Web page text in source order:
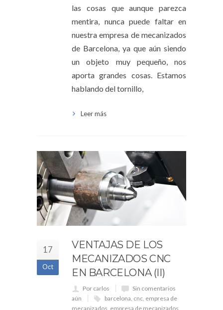
las cosas que aunque parezca
mentira, nunca puede faltar en
nuestra empresa de mecanizados
de Barcelona, ya que aún siendo
un objeto muy pequeño, nos
aporta grandes cosas. Estamos
hablando del tornillo,
Leer más
17
Oct
VENTAJAS DE LOS
MECANIZADOS CNC
EN BARCELONA (II)
Por carlos
Sin comentarios
aún
barcelona, cnc, empresa de
mecanizados empresa de mecanizados